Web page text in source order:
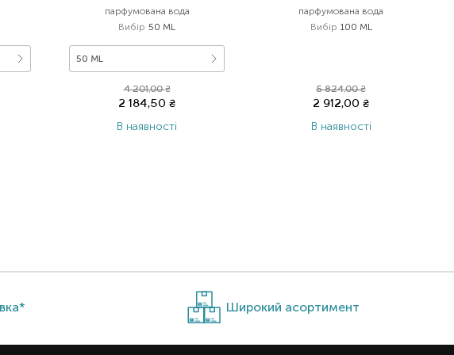
парфумована вода
Вибір 50 ML
50 ML
4 201,00₴
2 184,50₴
В наявності
парфумована вода
Вибір 100 ML
5 824,00₴
2 912,00₴
В наявності
Широкий асортимент